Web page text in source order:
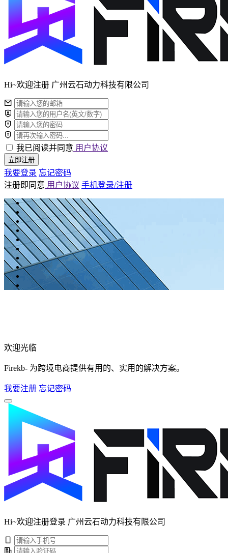
Hi~欢迎注册 广州云石动力科技有限公司
我已阅读并同意 用户协议
立即注册
我要登录 忘记密码
注册即同意 用户协议 手机登录/注册
欢迎光临
Firekb- 为跨境电商提供有用的、实用的解决方案。
我要注册 忘记密码
Hi~欢迎注册登录 广州云石动力科技有限公司